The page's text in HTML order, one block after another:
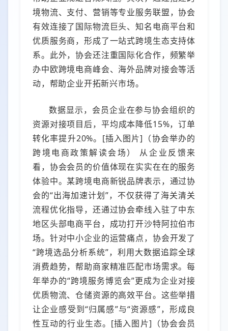
境物流、支付、营销等专业服务联盟，协会
有效连接了国际物流巨头、知名电商平台和
优质服务商，形成了一站式跨境生态支持体
系。此外，协会还注重国际化合作，频繁举
办中欧跨境电商峰会、海外品牌对接会等活
动，帮助企业开拓新兴市场。
数据显示，会员企业在参与协会组织的
资源对接项目后，平均成本降低15%，订单
转化率提升20%。[插入图片]（协会举办的
跨境电商政策解读会场） 从企业反馈来
看，协会会员的价值体现在实实在在的服务
体验中。某跨境电商新锐品牌表示，通过协
会的“出海加速计划”，不仅获得了海关清关
流程优化指导，还通过协会牵线入驻了中东
地区头部电商平台，成功打开沙特阿拉伯市
场。针对中小企业的运营痛点，协会开发了
“跨境选品分析系统”，利用大数据追踪全球
消费趋势，帮助商家精准匹配市场需求。每
年举办的“跨境服务博览会”更成为企业对接
优质物流、仓储资源的高效平台。这些举措
让企业感受到“归属感”与“资源感”，形成良
性互动的行业生态。[插入图片]（协会会员